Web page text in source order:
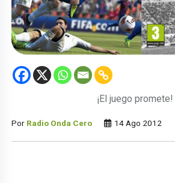
¡El juego promete!
Por Radio Onda Cero 14 Ago 2012